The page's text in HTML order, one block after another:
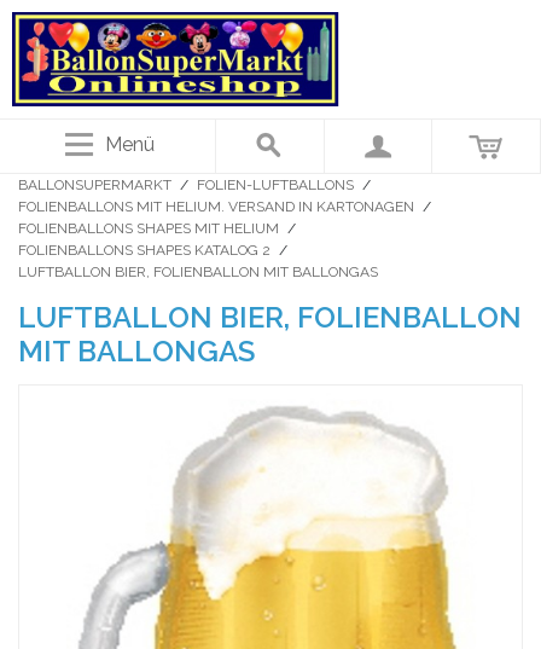
Menü
BALLONSUPERMARKT / FOLIEN-LUFTBALLONS /
FOLIENBALLONS MIT HELIUM. VERSAND IN KARTONAGEN /
FOLIENBALLONS SHAPES MIT HELIUM /
FOLIENBALLONS SHAPES KATALOG 2 /
LUFTBALLON BIER, FOLIENBALLON MIT BALLONGAS
LUFTBALLON BIER, FOLIENBALLON
MIT BALLONGAS